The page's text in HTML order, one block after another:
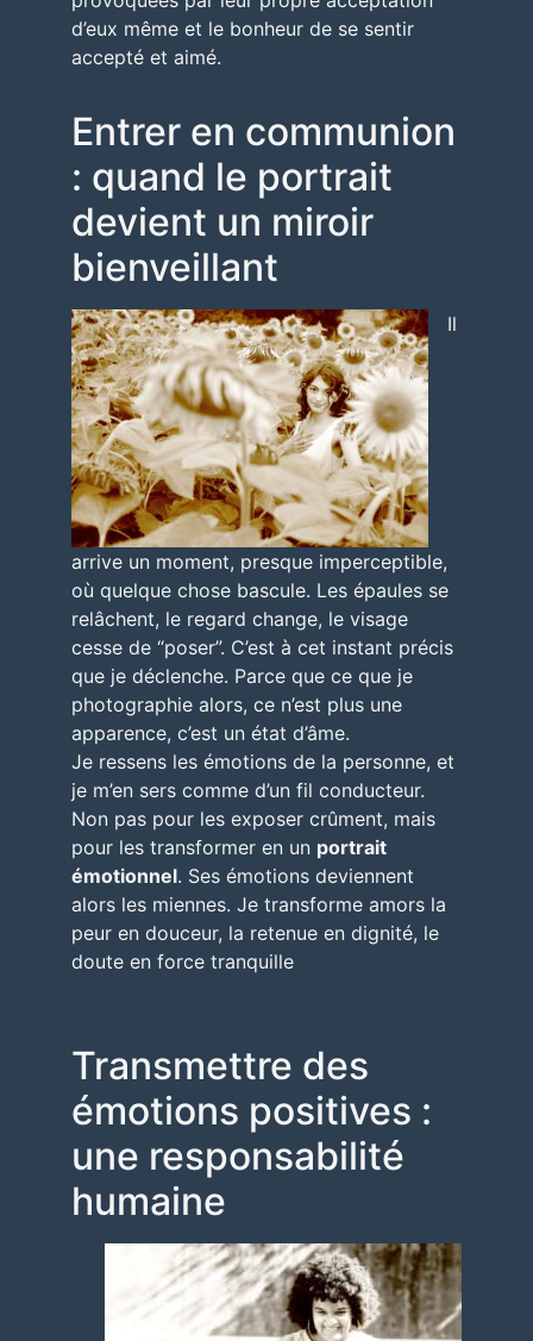
d’eux même et le bonheur de se sentir
accepté et aimé.
Entrer en communion
: quand le portrait
devient un miroir
bienveillant
Il
arrive un moment, presque imperceptible,
où quelque chose bascule. Les épaules se
relâchent, le regard change, le visage
cesse de “poser”. C’est à cet instant précis
que je déclenche. Parce que ce que je
photographie alors, ce n’est plus une
apparence, c’est un état d’âme.
Je ressens les émotions de la personne, et
je m’en sers comme d’un fil conducteur.
Non pas pour les exposer crûment, mais
pour les transformer en un portrait
émotionnel. Ses émotions deviennent
alors les miennes. Je transforme amors la
peur en douceur, la retenue en dignité, le
doute en force tranquille
Transmettre des
émotions positives :
une responsabilité
humaine